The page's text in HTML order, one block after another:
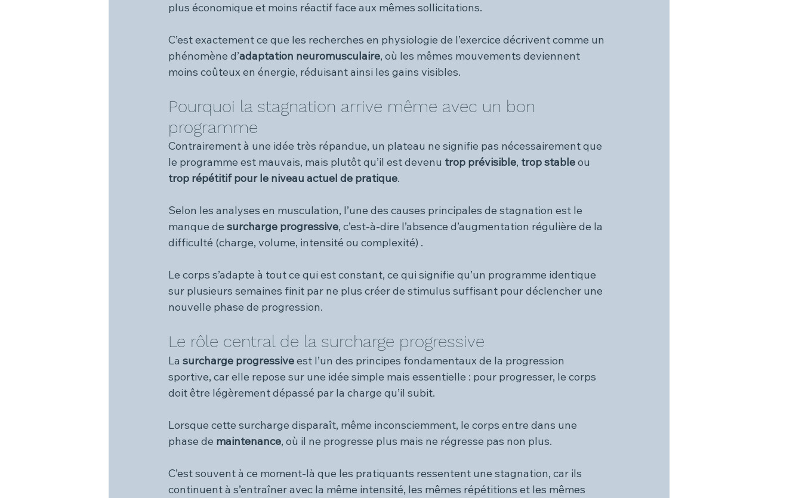
plus économique et moins réactif face aux mêmes sollicitations.
C’est exactement ce que les recherches en physiologie de l’exercice décrivent comme un
phénomène d’adaptation neuromusculaire, où les mêmes mouvements deviennent
moins coûteux en énergie, réduisant ainsi les gains visibles.
Pourquoi la stagnation arrive même avec un bon
programme
Contrairement à une idée très répandue, un plateau ne signifie pas nécessairement que
le programme est mauvais, mais plutôt qu’il est devenu trop prévisible, trop stable ou
trop répétitif pour le niveau actuel de pratique.
Selon les analyses en musculation, l’une des causes principales de stagnation est le
manque de surcharge progressive, c’est-à-dire l’absence d’augmentation régulière de la
difficulté (charge, volume, intensité ou complexité) .
Le corps s’adapte à tout ce qui est constant, ce qui signifie qu’un programme identique
sur plusieurs semaines finit par ne plus créer de stimulus suffisant pour déclencher une
nouvelle phase de progression.
Le rôle central de la surcharge progressive
La surcharge progressive est l’un des principes fondamentaux de la progression
sportive, car elle repose sur une idée simple mais essentielle : pour progresser, le corps
doit être légèrement dépassé par la charge qu’il subit.
Lorsque cette surcharge disparaît, même inconsciemment, le corps entre dans une
phase de maintenance, où il ne progresse plus mais ne régresse pas non plus.
C’est souvent à ce moment-là que les pratiquants ressentent une stagnation, car ils
continuent à s’entraîner avec la même intensité, les mêmes répétitions et les mêmes